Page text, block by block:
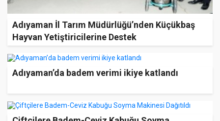
Adıyaman İl Tarım Müdürlüğü’nden Küçükbaş
Hayvan Yetiştiricilerine Destek
Adıyaman’da badem verimi ikiye katlandı